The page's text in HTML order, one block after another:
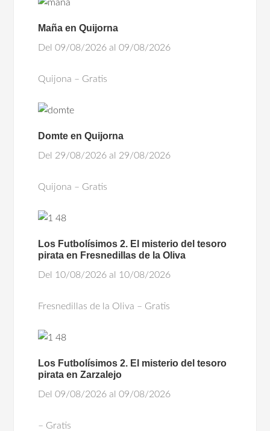
Maña en Quijorna
Del 09/08/2026 al 09/08/2026
Quijona – Gratis
Domte en Quijorna
Del 29/08/2026 al 29/08/2026
Quijona – Gratis
Los Futbolísimos 2. El misterio del tesoro
pirata en Fresnedillas de la Oliva
Del 10/08/2026 al 10/08/2026
Fresnedillas de la Oliva – Gratis
Los Futbolísimos 2. El misterio del tesoro
pirata en Zarzalejo
Del 09/08/2026 al 09/08/2026
– Gratis